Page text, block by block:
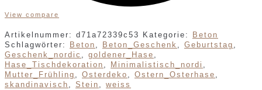
View compare
Artikelnummer: d71a72339c53 Kategorie:
Beton
Schlagwörter:
Beton , Beton_Geschenk , Geburtstag ,
Geschenk_nordic , goldener_Hase ,
Hase_Tischdekoration , Minimalistisch_nordi ,
Mutter_Frühling , Osterdeko , Ostern_Osterhase ,
skandinavisch , Stein , weiss